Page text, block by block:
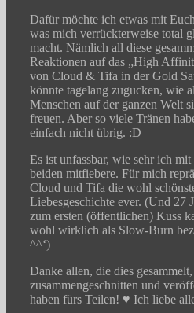
Dafür möchte ich etwas mit
was mich verrückterweise total
macht. Nämlich all diese
Reaktionen auf das „High
von Cloud & Tifa in der Gold
könnte tagelang zugucken, wie
Menschen auf der ganzen Welt
freuen. Aber so viele Tränen
einfach nicht übrig. :D
Es ist unfassbar, wie sehr ich mit
beiden mitfiebere. Für mich
Cloud und Tifa die wohl
Liebesgeschichte ever. (Und 27
zum ersten (öffentlichen) Kuss
wohl wirklich als Slow-Burn
^^‘)
Danke allen, die dies gesammelt,
zusammengeschnitten und
haben fürs Teilen! ♥ Ich liebe